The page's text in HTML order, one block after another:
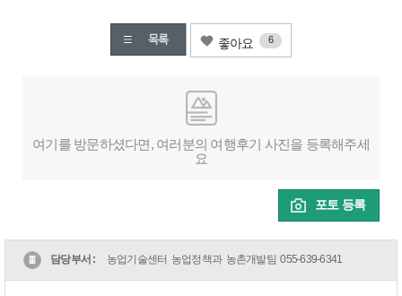
좋아요 6
여기를 방문하셨다면, 여러분의 여행후기 사진을 등록해주세
요
포토 등록
담당부서 : 농업기술센터 농업정책과 농촌개발팀055-639-6341